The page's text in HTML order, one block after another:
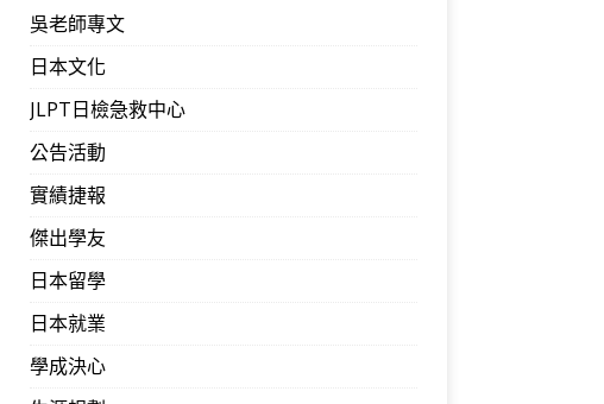
吳老師專文
日本文化
JLPT日檢急救中心
公告活動
實績捷報
傑出學友
日本留學
日本就業
學成決心